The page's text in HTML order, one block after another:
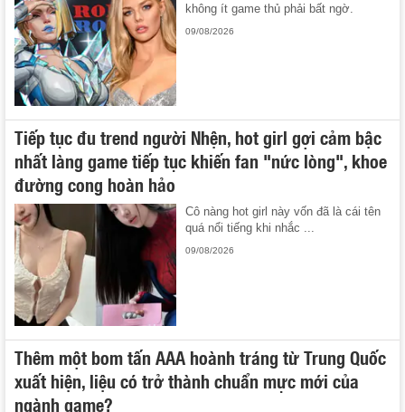
không ít game thủ phải bất ngờ.
09/08/2026
Tiếp tục đu trend người Nhện, hot girl gợi cảm bậc
nhất làng game tiếp tục khiến fan "nức lòng", khoe
đường cong hoàn hảo
Cô nàng hot girl này vốn đã là cái tên
quá nổi tiếng khi nhắc ...
09/08/2026
Thêm một bom tấn AAA hoành tráng từ Trung Quốc
xuất hiện, liệu có trở thành chuẩn mực mới của
ngành game?